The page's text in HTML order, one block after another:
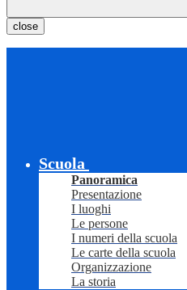
close
Scuola
Panoramica
Presentazione
I luoghi
Le persone
I numeri della scuola
Le carte della scuola
Organizzazione
La storia